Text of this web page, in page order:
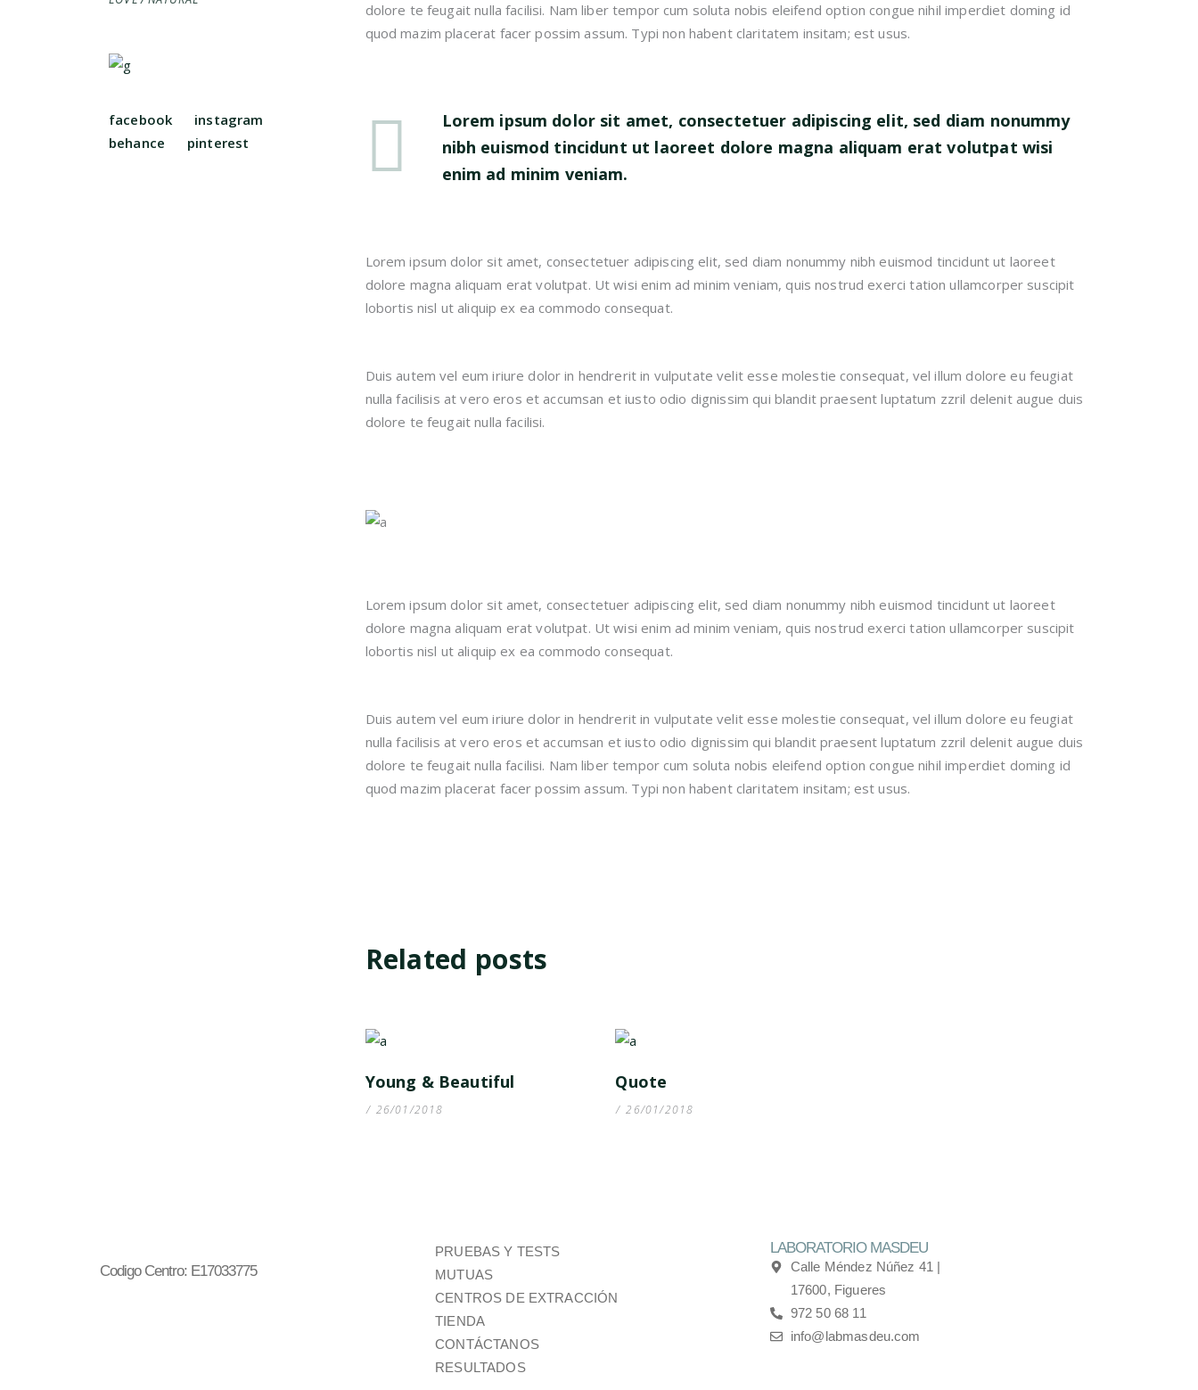
dolore te feugait nulla facilisi. Nam liber tempor cum soluta nobis eleifend option congue nihil imperdiet doming id
quod mazim placerat facer possim assum. Typi non habent claritatem insitam; est usus.
Lorem ipsum dolor sit amet, consectetuer adipiscing elit, sed diam nonummy
nibh euismod tincidunt ut laoreet dolore magna aliquam erat volutpat wisi
enim ad minim veniam.
Lorem ipsum dolor sit amet, consectetuer adipiscing elit, sed diam nonummy nibh euismod tincidunt ut laoreet
dolore magna aliquam erat volutpat. Ut wisi enim ad minim veniam, quis nostrud exerci tation ullamcorper suscipit
lobortis nisl ut aliquip ex ea commodo consequat.
Duis autem vel eum iriure dolor in hendrerit in vulputate velit esse molestie consequat, vel illum dolore eu feugiat
nulla facilisis at vero eros et accumsan et iusto odio dignissim qui blandit praesent luptatum zzril delenit augue duis
dolore te feugait nulla facilisi.
Lorem ipsum dolor sit amet, consectetuer adipiscing elit, sed diam nonummy nibh euismod tincidunt ut laoreet
dolore magna aliquam erat volutpat. Ut wisi enim ad minim veniam, quis nostrud exerci tation ullamcorper suscipit
lobortis nisl ut aliquip ex ea commodo consequat.
Duis autem vel eum iriure dolor in hendrerit in vulputate velit esse molestie consequat, vel illum dolore eu feugiat
nulla facilisis at vero eros et accumsan et iusto odio dignissim qui blandit praesent luptatum zzril delenit augue duis
dolore te feugait nulla facilisi. Nam liber tempor cum soluta nobis eleifend option congue nihil imperdiet doming id
quod mazim placerat facer possim assum. Typi non habent claritatem insitam; est usus.
Related posts
Young & Beautiful
26/01/2018
Quote
26/01/2018
facebook
instagram
behance
pinterest
Codigo Centro: E17033775
PRUEBAS Y TESTS
MUTUAS
CENTROS DE EXTRACCIÓN
TIENDA
CONTÁCTANOS
RESULTADOS
LABORATORIO MASDEU
Calle Méndez Núñez 41 |
17600, Figueres
972 50 68 11
info@labmasdeu.com